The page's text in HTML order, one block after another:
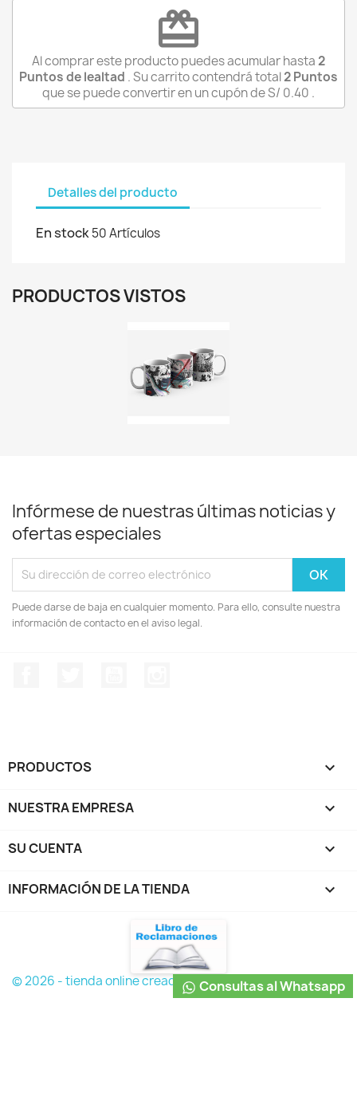
redeem
Al comprar este producto puedes acumular hasta 2
Puntos de lealtad . Su carrito contendrá total2Puntos
que se puede convertir en un cupón deS/ 0.40 .
Detalles del producto
En stock50 Artículos
PRODUCTOS VISTOS
Infórmese de nuestras últimas noticias y
ofertas especiales
Puede darse de baja en cualquier momento. Para ello, consulte nuestra
información de contacto en el aviso legal.
PRODUCTOS 
NUESTRA EMPRESA 
SU CUENTA 
INFORMACIÓN DE LA TIENDA keyboard_arrow_down
Consultas al Whatsapp
© 2026 - tienda online creada con PrestaShop™